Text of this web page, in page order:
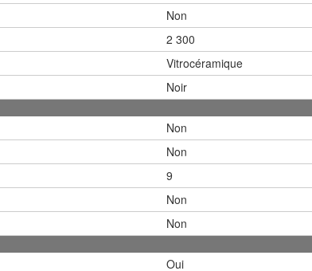
Non
2 300
Vitrocéramique
Noir
Non
Non
9
Non
Non
Oui